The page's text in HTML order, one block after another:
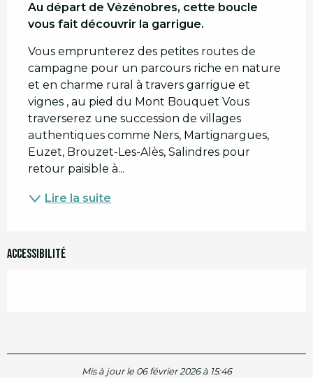
Au départ de Vézénobres, cette boucle
vous fait découvrir la garrigue.
Vous emprunterez des petites routes de
campagne pour un parcours riche en nature
et en charme rural à travers garrigue et
vignes , au pied du Mont Bouquet Vous
traverserez une succession de villages
authentiques comme Ners, Martignargues,
Euzet, Brouzet-Les-Alès, Salindres pour
retour paisible à...
Lire la suite
Accessibilité
Mis à jour le 06 février 2026 à 15:46